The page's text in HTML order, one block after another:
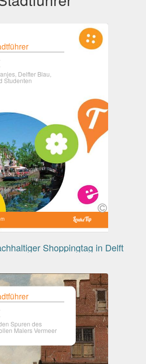
Delfter Blau,
Studenten
Shoppingtag in Delft
Spuren des
Malers Vermeer